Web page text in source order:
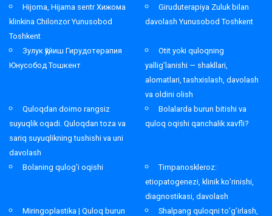
Hijoma, Hijama sentr Хижома
klinkina Chilonzor Yunusobod
Toshkent
Giruduterapiya Zuluk bilan
davolash Yunusobod Toshkent
Зулук қўйиш Гирудотерапия
Юнусобод Тошкент
Otit yoki quloqning
yallig’lanishi — shakllari,
alomatlari, tashxislash, davolash
va oldini olish
Quloqdan doimo rangsiz
suyuqlik oqadi. Quloqdan toza va
sariq suyuqlikning tushishi va uni
davolash
Bolalarda burun bitishi va
quloq oqishi qanchalik xavfli?
Bolaning qulog’i oqishi
Timpanoskleroz:
etiopatogenezi, klinik ko’rinishi,
diagnostikasi, davolash
Miringoplastika | Quloq burun
Shalpang quloqni to’g’irlash,